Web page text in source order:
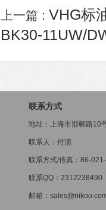
上一篇 : VHG标
BK30-11UW/
联系方式
地址：上海市邯郸路10
联系人：付清
联系方式/传真：86-
联系QQ：2312238490
邮箱：